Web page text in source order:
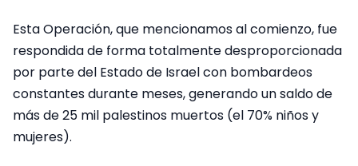
Esta Operación, que mencionamos al comienzo, fue
respondida de forma totalmente desproporcionada
por parte del Estado de Israel con bombardeos
constantes durante meses, generando un saldo de
más de 25 mil palestinos muertos (el 70% niños y
mujeres).